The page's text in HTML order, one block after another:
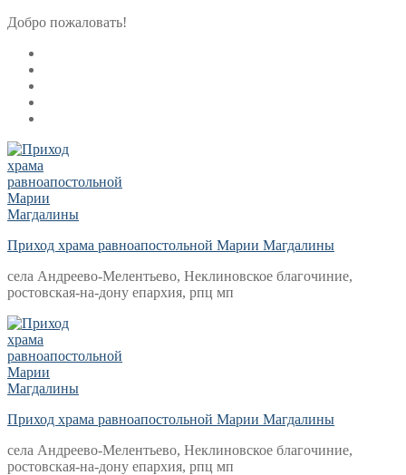
Перейти
содержимому
Меню
Закрыть
Добро пожаловать!
Приход храма равноапостольной Марии Магдалины
села Андреево-Мелентьево, Неклиновское благочиние,
ростовская-на-дону епархия, рпц мп
Приход храма равноапостольной Марии Магдалины
села Андреево-Мелентьево, Неклиновское благочиние,
ростовская-на-дону епархия, рпц мп